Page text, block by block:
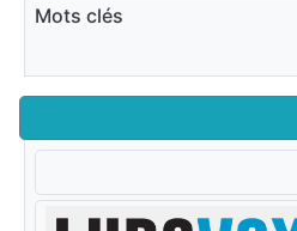
Mots clés